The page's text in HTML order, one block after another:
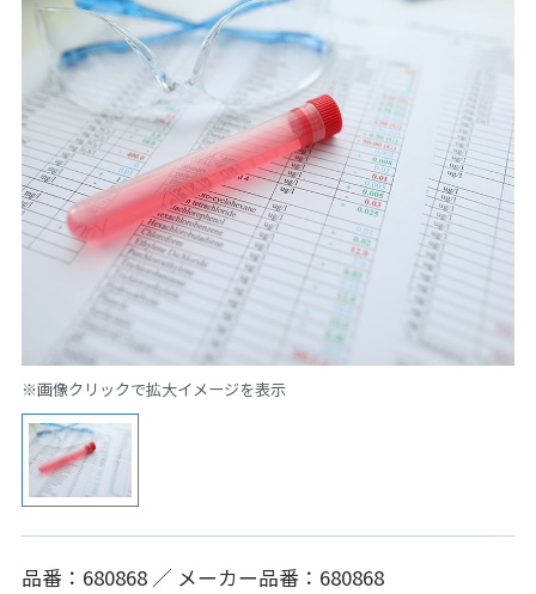
※画像クリックで拡大イメージを表示
品番：680868 ／ メーカー品番：680868